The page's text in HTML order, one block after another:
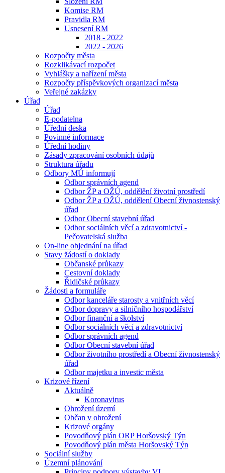
Komise RM
Pravidla RM
Usnesení RM
2018 - 2022
2022 - 2026
Rozpočty města
Rozklikávací rozpočet
Vyhlášky a nařízení města
Rozpočty příspěvkových organizací města
Veřejné zakázky
Úřad
Úřad
E-podatelna
Úřední deska
Povinné informace
Úřední hodiny
Zásady zpracování osobních údajů
Struktura úřadu
Odbory MÚ informují
Odbor správních agend
Odbor ŽP a OŽÚ, oddělění životní prostředí
Odbor ŽP a OŽÚ, oddělení Obecní živnostenský
úřad
Odbor Obecní stavební úřad
Odbor sociálních věcí a zdravotnictví -
Pečovatelská služba
On-line objednání na úřad
Stavy žádostí o doklady
Občanské průkazy
Cestovní doklady
Řidičské průkazy
Žádosti a formuláře
Odbor kanceláře starosty a vnitřních věcí
Odbor dopravy a silničního hospodářství
Odbor finanční a školství
Odbor sociálních věcí a zdravotnictví
Odbor správních agend
Odbor Obecní stavební úřad
Odbor životního prostředí a Obecní živnostenský
úřad
Odbor majetku a investic města
Krizové řízení
Aktuálně
Koronavirus
Ohrožení území
Občan v ohrožení
Krizové orgány
Povodňový plán ORP Horšovský Týn
Povodňový plán města Horšovský Týn
Sociální služby
Územní plánování